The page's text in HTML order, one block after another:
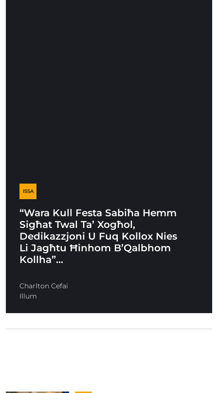
ISSA
“Wara Kull Festa Sabiħa Hemm
Sigħat Twal Ta’ Xogħol,
Dedikazzjoni U Fuq Kollox Nies
Li Jagħtu Ħinhom B’Qalbhom
Kollha”…
Charlton Cefai
Illum